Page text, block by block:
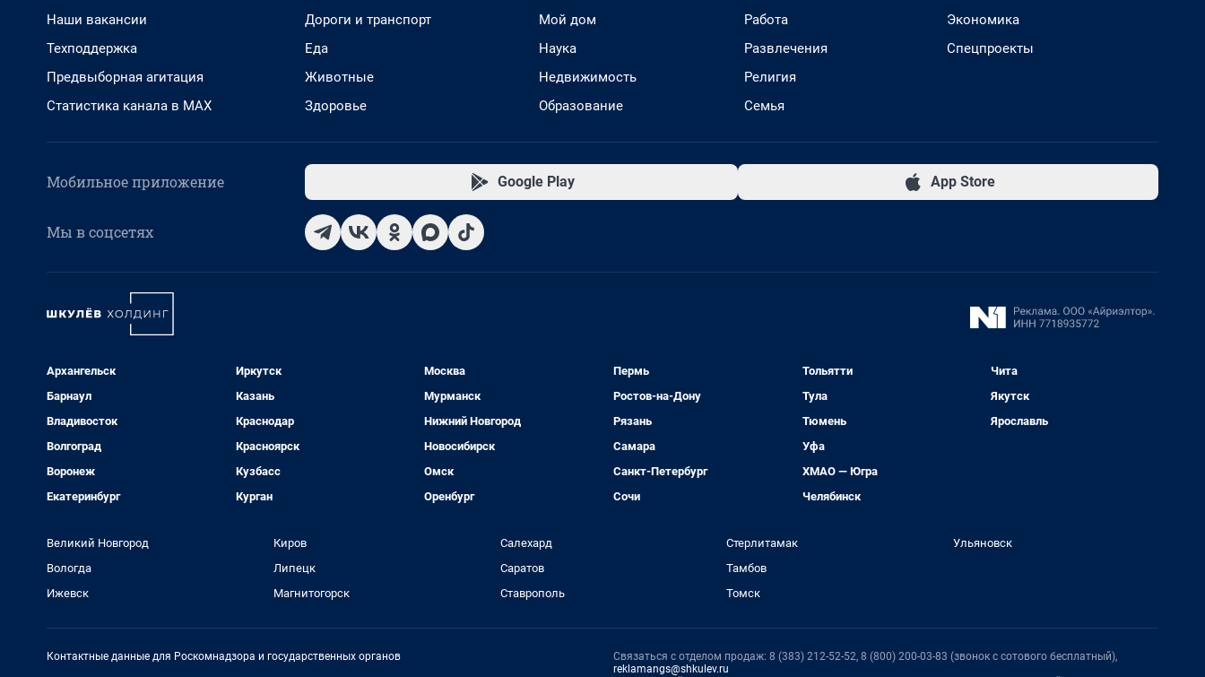
Наши вакансии
Техподдержка
Предвыборная агитация
Статистика канала в MAX
Дороги и транспорт
Еда
Животные
Здоровье
Мой дом
Наука
Недвижимость
Образование
Работа
Развлечения
Религия
Семья
Экономика
Спецпроекты
Мобильное приложение Google Play App Store
Мы в соцсетях
Архангельск
Барнаул
Владивосток
Волгоград
Воронеж
Екатеринбург
Иркутск
Казань
Краснодар
Красноярск
Кузбасс
Курган
Москва
Мурманск
Нижний Новгород
Новосибирск
Омск
Оренбург
Пермь
Ростов-на-Дону
Рязань
Самара
Санкт-Петербург
Сочи
Тольятти
Тула
Тюмень
Уфа
ХМАО — Югра
Челябинск
Чита
Якутск
Ярославль
Великий Новгород
Вологда
Ижевск
Киров
Липецк
Магнитогорск
Салехард
Саратов
Ставрополь
Стерлитамак
Тамбов
Томск
Ульяновск
Контактные данные для Роскомнадзора и государственных органов
Связаться с отделом продаж: 8 (383) 212-52-52, 8 (800) 200-03-83 (звонок с сотового бесплатный),
reklamangs@shkulev.ru